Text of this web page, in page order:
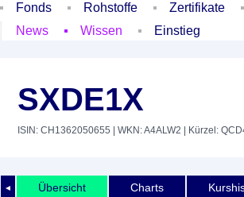
Fonds
Rohstoffe Zertifikate
News
Wissen Einstieg
SXDE1X
ISIN: CH1362050655 | WKN: A4ALW2 | Kürzel:
◄ Übersicht Charts